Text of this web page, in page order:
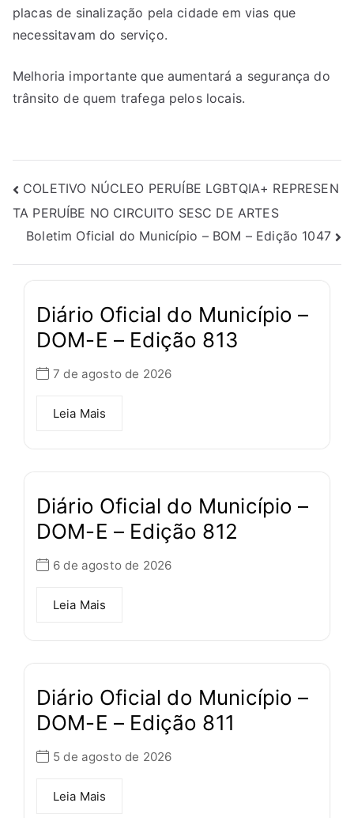
placas de sinalização pela cidade em vias que
necessitavam do serviço.
Melhoria importante que aumentará a segurança do
trânsito de quem trafega pelos locais.
COLETIVO NÚCLEO PERUÍBE LGBTQIA+ REPRESEN
TA PERUÍBE NO CIRCUITO SESC DE ARTES
Boletim Oficial do Município – BOM – Edição 1047
Diário Oficial do Município –
DOM-E – Edição 813
7 de agosto de 2026
Leia Mais
Diário Oficial do Município –
DOM-E – Edição 812
6 de agosto de 2026
Leia Mais
Diário Oficial do Município –
DOM-E – Edição 811
5 de agosto de 2026
Leia Mais